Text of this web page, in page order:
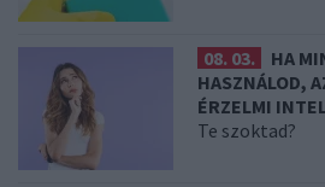
08. 03.
HA
HASZNÁLOD,
ÉRZELMI
Te szoktad?